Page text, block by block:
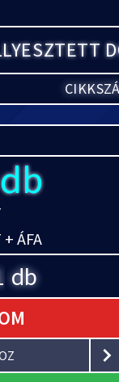
ÁFA
db